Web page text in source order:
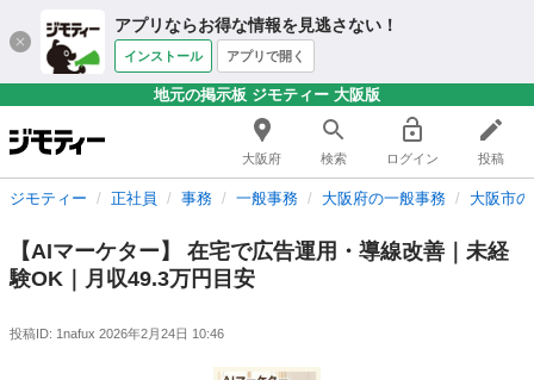
アプリならお得な情報を見逃さない！
インストール アプリで開く
地元の掲示板 ジモティー 大阪版
大阪府 検索 ログイン 投稿
ジモティー 正社員 事務 一般事務 大阪府の一般事務 大阪市
【AIマーケター】 在宅で広告運用・導線改善｜未経
験OK｜月収49.3万円目安
投稿ID: 1nafux 2026年2月24日 10:46